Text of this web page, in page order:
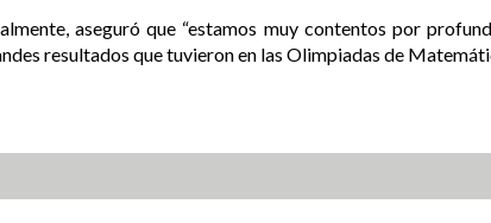
aseguró que “estamos muy contentos por
resultados que tuvieron en las Olimpiadas de